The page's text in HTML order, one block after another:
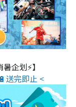
企划⚡】
送完即止 <